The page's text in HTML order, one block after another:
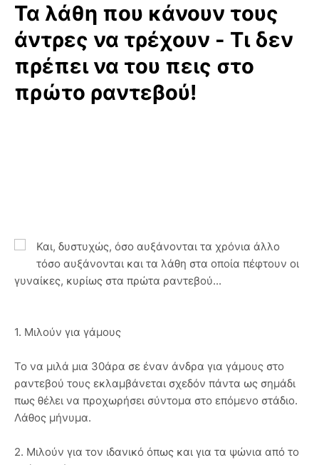
Τα λάθη που κάνουν τους
άντρες να τρέχουν - Τι δεν
πρέπει να του πεις στο
πρώτο ραντεβού!
Και, δυστυχώς, όσο αυξάνονται τα χρόνια άλλο
τόσο αυξάνονται και τα λάθη στα οποία πέφτουν οι
γυναίκες, κυρίως στα πρώτα ραντεβού...
1. Μιλούν για γάμους
Το να μιλά μια 30άρα σε έναν άνδρα για γάμους στο
ραντεβού τους εκλαμβάνεται σχεδόν πάντα ως σημάδι
πως θέλει να προχωρήσει σύντομα στο επόμενο στάδιο.
Λάθος μήνυμα.
2. Μιλούν για τον ιδανικό όπως και για τα ψώνια από το